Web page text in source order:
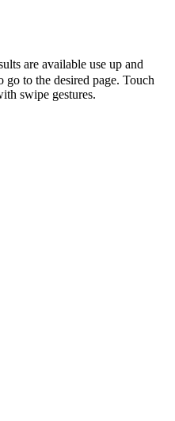
are available use up and
to the desired page. Touch
swipe gestures.